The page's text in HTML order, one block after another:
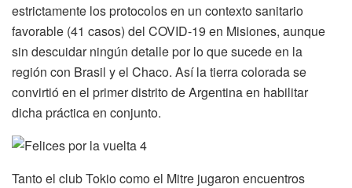
estrictamente los protocolos en un contexto sanitario
favorable (41 casos) del COVID-19 en Misiones, aunque
sin descuidar ningún detalle por lo que sucede en la
región con Brasil y el Chaco. Así la tierra colorada se
convirtió en el primer distrito de Argentina en habilitar
dicha práctica en conjunto.
Tanto el club Tokio como el Mitre jugaron encuentros